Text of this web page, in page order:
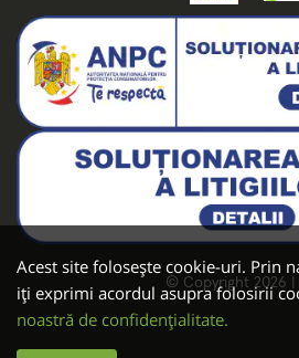
Acest site folosește cookie-uri. Prin
iți exprimi acordul asupra folosirii
noastră de confidențialitate.
© Copyright 2026 |